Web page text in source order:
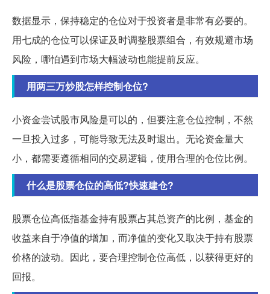
数据显示，保持稳定的仓位对于投资者是非常有必要的。
用七成的仓位可以保证及时调整股票组合，有效规避市场
风险，哪怕遇到市场大幅波动也能提前反应。
用两三万炒股怎样控制仓位?
小资金尝试股市风险是可以的，但要注意仓位控制，不然
一旦投入过多，可能导致无法及时退出。无论资金量大
小，都需要遵循相同的交易逻辑，使用合理的仓位比例。
什么是股票仓位的高低?快速建仓?
股票仓位高低指基金持有股票占其总资产的比例，基金的
收益来自于净值的增加，而净值的变化又取决于持有股票
价格的波动。因此，要合理控制仓位高低，以获得更好的
回报。